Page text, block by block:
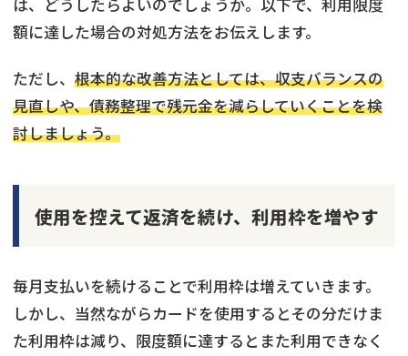
は、どうしたらよいのでしょうか。以下で、利用限度
額に達した場合の対処方法をお伝えします。
ただし、 根本的な改善方法としては、収支バランスの
見直しや、債務整理で残元金を減らしていくことを検
討しましょう。
使用を控えて返済を続け、利用枠を増やす
毎月支払いを続けることで利用枠は増えていきます。
しかし、当然ながらカードを使用するとその分だけま
た利用枠は減り、限度額に達するとまた利用できなく